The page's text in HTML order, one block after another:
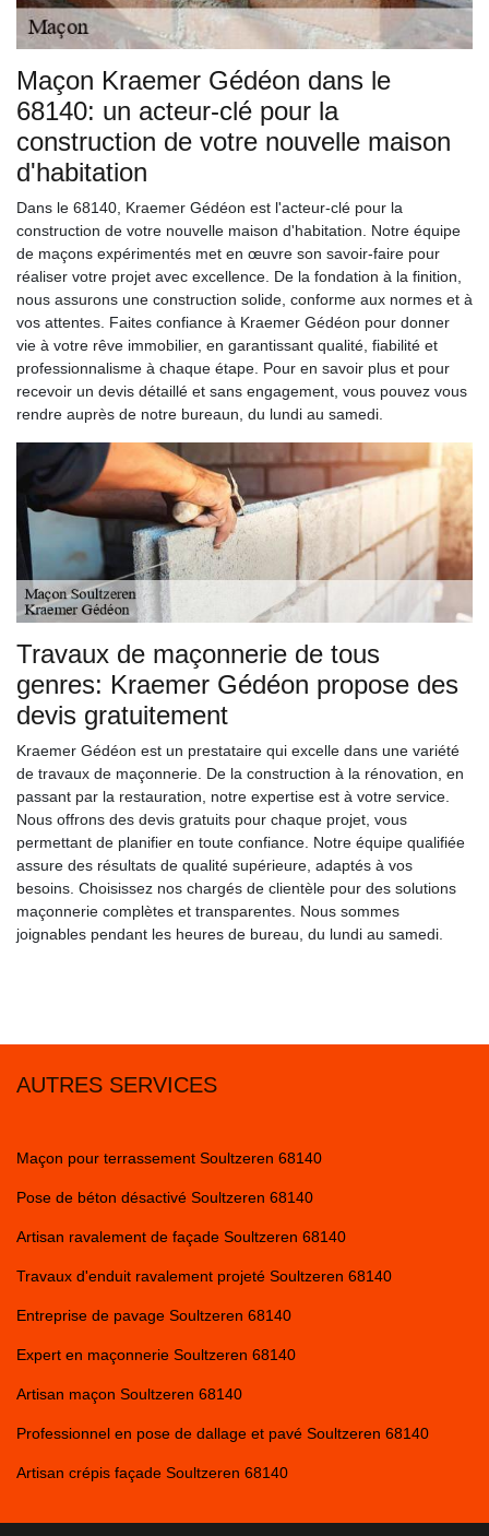
Maçon Kraemer Gédéon dans le
68140: un acteur-clé pour la
construction de votre nouvelle maison
d'habitation
Dans le 68140, Kraemer Gédéon est l'acteur-clé pour la
construction de votre nouvelle maison d'habitation. Notre équipe
de maçons expérimentés met en œuvre son savoir-faire pour
réaliser votre projet avec excellence. De la fondation à la finition,
nous assurons une construction solide, conforme aux normes et à
vos attentes. Faites confiance à Kraemer Gédéon pour donner
vie à votre rêve immobilier, en garantissant qualité, fiabilité et
professionnalisme à chaque étape. Pour en savoir plus et pour
recevoir un devis détaillé et sans engagement, vous pouvez vous
rendre auprès de notre bureaun, du lundi au samedi.
Travaux de maçonnerie de tous
genres: Kraemer Gédéon propose des
devis gratuitement
Kraemer Gédéon est un prestataire qui excelle dans une variété
de travaux de maçonnerie. De la construction à la rénovation, en
passant par la restauration, notre expertise est à votre service.
Nous offrons des devis gratuits pour chaque projet, vous
permettant de planifier en toute confiance. Notre équipe qualifiée
assure des résultats de qualité supérieure, adaptés à vos
besoins. Choisissez nos chargés de clientèle pour des solutions
maçonnerie complètes et transparentes. Nous sommes
joignables pendant les heures de bureau, du lundi au samedi.
AUTRES SERVICES
Maçon pour terrassement Soultzeren 68140
Pose de béton désactivé Soultzeren 68140
Artisan ravalement de façade Soultzeren 68140
Travaux d'enduit ravalement projeté Soultzeren 68140
Entreprise de pavage Soultzeren 68140
Expert en maçonnerie Soultzeren 68140
Artisan maçon Soultzeren 68140
Professionnel en pose de dallage et pavé Soultzeren 68140
Artisan crépis façade Soultzeren 68140